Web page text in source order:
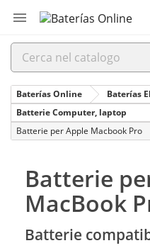

Baterías Online
Baterías
Batterie Computer, laptop
Batterie per Apple Macbook Pro
Batterie
MacBook
Batterie